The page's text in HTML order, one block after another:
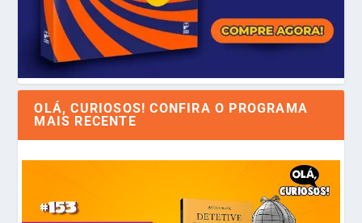
OLÁ, CURIOSOS! CONFIRA O PROGRAMA
MAIS RECENTE